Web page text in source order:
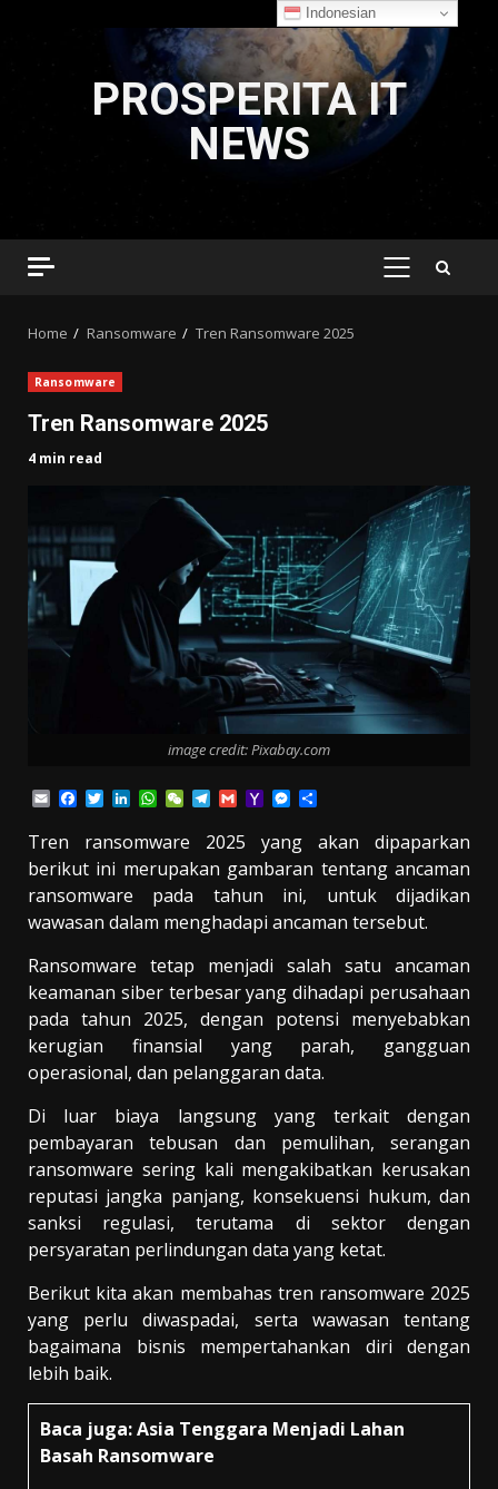
PROSPERITA IT
NEWS
PRIMARY
Home Ransomware Tren Ransomware 2025
Ransomware
Tren Ransomware 2025
4 min read
image credit: Pixabay.com
EmailFacebook
TwitterLinkedIn
WhatsApp
WeChatTelegram
GmailYahooMessenger
Tren ransomware 2025 yang akan dipaparkan
berikut ini merupakan gambaran tentang ancaman
ransomware pada tahun ini, untuk dijadikan
wawasan dalam menghadapi ancaman tersebut.
Ransomware tetap menjadi salah satu ancaman
keamanan siber terbesar yang dihadapi perusahaan
pada tahun 2025, dengan potensi menyebabkan
kerugian finansial yang parah, gangguan
operasional, dan pelanggaran data.
Di luar biaya langsung yang terkait dengan
pembayaran tebusan dan pemulihan, serangan
ransomware sering kali mengakibatkan kerusakan
reputasi jangka panjang, konsekuensi hukum, dan
sanksi regulasi, terutama di sektor dengan
persyaratan perlindungan data yang ketat.
Berikut kita akan membahas tren ransomware 2025
yang perlu diwaspadai, serta wawasan tentang
bagaimana bisnis mempertahankan diri dengan
lebih baik.
Baca juga:Asia Tenggara Menjadi Lahan
Basah Ransomware
Indonesian